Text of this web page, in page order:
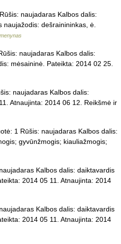
naujadaras Kalbos dalis:
naujažodis: dešrainininkas, ė.
naujadaras Kalbos dalis:
mėsaininė. Pateikta: 2014 02 25.
naujadaras Kalbos dalis:
Atnaujinta: 2014 06 12. Reikšmė ir
1 Rūšis: naujadaras Kalbos dalis:
gyvūnžmogis; kiauliažmogis;
Kalbos dalis: daiktavardis
2014 05 11. Atnaujinta: 2014
Kalbos dalis: daiktavardis
2014 05 11. Atnaujinta: 2014